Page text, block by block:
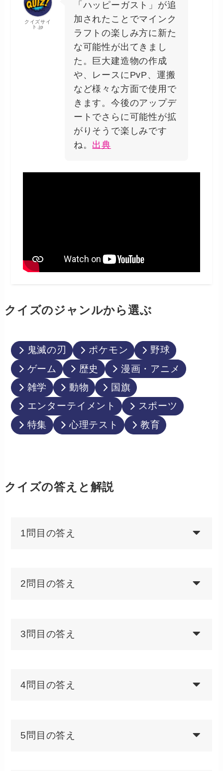
クイズサイ
ト.jp
「ハッピーガスト」が追
加されたことでマインク
ラフトの楽しみ方に新た
な可能性が出てきまし
た。巨大建造物の作成
や、レースにPvP、運搬
など様々な方面で使用で
きます。今後のアップデ
ートでさらに可能性が拡
がりそうで楽しみです
ね。 出典
クイズのジャンルから選ぶ
鬼滅の刃 ポケモン
野球
ゲーム
歴史
漫画・アニメ
雑学
動物
国旗
エンターテイメント
スポーツ
特集
心理テスト 教育
クイズの答えと解説
1問目の答え
2問目の答え
3問目の答え
4問目の答え
5問目の答え